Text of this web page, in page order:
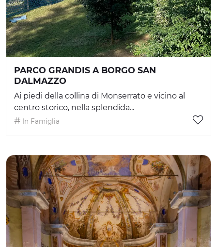
PARCO GRANDIS A BORGO SAN
DALMAZZO
Ai piedi della collina di Monserrato e vicino al
centro storico, nella splendida...
In Famiglia